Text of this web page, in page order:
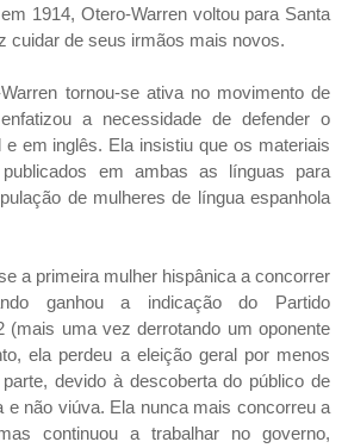
1914, Otero-Warren voltou para Santa
cuidar de seus irmãos mais novos.
tornou-se ativa no movimento de
a necessidade de defender o
em inglês. Ela insistiu que os materiais
em ambas as línguas para
de mulheres de língua espanhola
a primeira mulher hispânica a concorrer
ganhou a indicação do Partido
(mais uma vez derrotando um oponente
ela perdeu a eleição geral por menos
devido à descoberta do público de
e não viúva. Ela nunca mais concorreu a
continuou a trabalhar no governo,